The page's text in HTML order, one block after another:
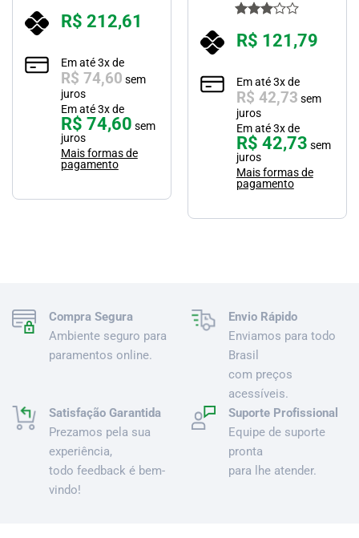
5.00 de 5
R$ 212,61
Em até3x de
R$ 74,60 sem
juros
Em até3x de
R$ 74,60 sem
juros
Mais formas de
pagamento
3.00
R$ 121,79
Em até3x de
R$ 42,73 sem
juros
Em até3x de
R$ 42,73 sem
juros
Mais formas de
pagamento
Compra Segura
Ambiente seguro para
paramentos online.
Envio Rápido
Enviamos para todo
Brasil
com preços
acessíveis.
Satisfação Garantida
Prezamos pela sua
experiência,
todo feedback é bem-
vindo!
Suporte Profissional
Equipe de suporte
pronta
para lhe atender.